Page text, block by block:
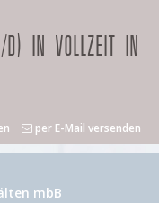
D) IN VOLLZEIT IN
per E-Mail versenden
mbB